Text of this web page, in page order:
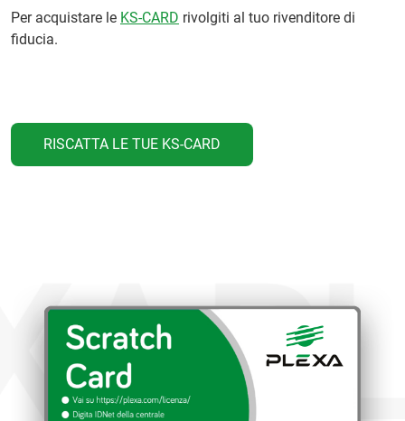
Per acquistare le KS-CARD rivolgiti al tuo rivenditore di
fiducia.
RISCATTA LE TUE KS-CARD